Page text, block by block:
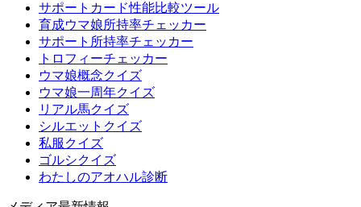
サポートカード性能比較ツール
育成ウマ娘所持率チェッカー
サポート所持率チェッカー
トロフィーチェッカー
ウマ娘概念クイズ
ウマ娘一周年クイズ
リアル馬クイズ
シルエットクイズ
私服クイズ
ゴルシクイズ
わたしのアオハル診断